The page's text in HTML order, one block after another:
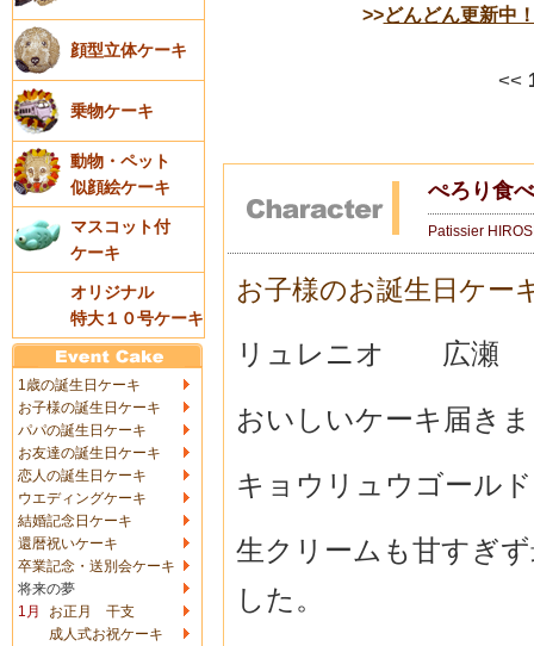
顔型立体ケーキ
乗物ケーキ
動物・ペット
似顔絵ケーキ
マスコット付
ケーキ
オリジナル
特大１０号ケーキ
1歳の誕生日ケーキ
お子様の誕生日ケーキ
パパの誕生日ケーキ
お友達の誕生日ケーキ
恋人の誕生日ケーキ
ウエディングケーキ
結婚記念日ケーキ
還暦祝いケーキ
卒業記念・送別会ケーキ
将来の夢
1月
お正月 干支
成人式お祝ケーキ
>>どんどん更新中
<<
ぺろり食
Patissier
お子様のお誕生日ケー
リュレニオ 広
おいしいケーキ届き
キョウリュウゴール
生クリームも甘すぎ
した。